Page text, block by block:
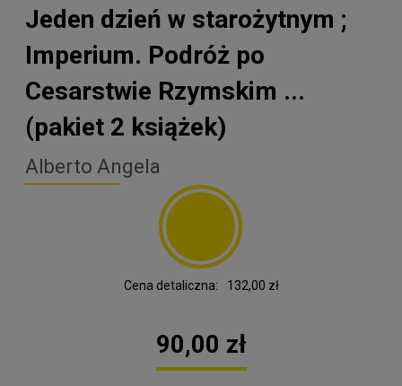
Jeden dzień w starożytnym ;
Imperium. Podróż po
Cesarstwie Rzymskim ...
(pakiet 2 książek)
Alberto Angela
90,00 zł
Cena detaliczna: 132,00 zł